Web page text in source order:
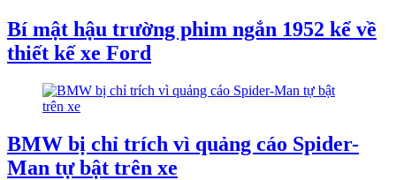
Bí mật hậu trường phim ngắn 1952 kể về
thiết kế xe Ford
BMW bị chỉ trích vì quảng cáo Spider-
Man tự bật trên xe